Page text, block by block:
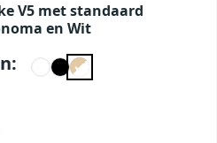
V5 met standaard
en Wit